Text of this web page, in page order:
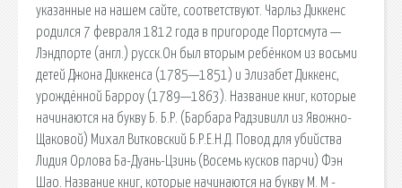
указанные на нашем сайте, соответствуют. Чарльз Диккенс
родился 7 февраля 1812 года в пригороде Портсмута —
Лэндпорте (англ.) русск.Он был вторым ребёнком из восьми
детей Джона Диккенса (1785—1851) и Элизабет Диккенс,
урождённой Барроу (1789—1863). Название книг, которые
начинаются на букву Б. Б.Р. (Барбара Радзивилл из Явожно-
Щаковой) Михал Витковский Б.Р.Е.Н.Д. Повод для убийства
Лидия Орлова Ба-Дуань-Цзинь (Восемь кусков парчи) Фэн
Шао. Название книг, которые начинаются на букву М. М -